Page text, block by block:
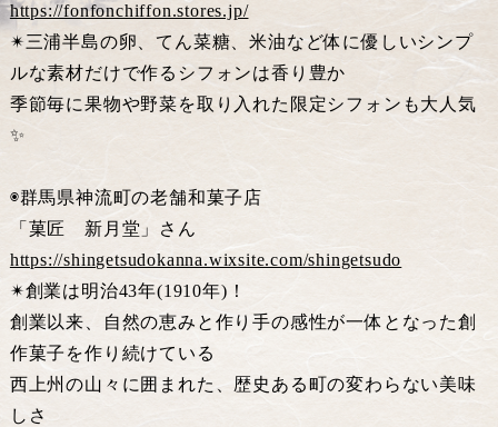
https://fonfonchiffon.stores.jp/
✴︎三浦半島の卵、てん菜糖、米油など体に優しいシンプ
ルな素材だけで作るシフォンは香り豊か
季節毎に果物や野菜を取り入れた限定シフォンも大人気
✨
◉群馬県神流町の老舗和菓子店
「菓匠 新月堂」さん
https://shingetsudokanna.wixsite.com/shingetsudo
✴︎創業は明治43年(1910年)！
創業以来、自然の恵みと作り手の感性が一体となった創
作菓子を作り続けている
西上州の山々に囲まれた、歴史ある町の変わらない美味
しさ